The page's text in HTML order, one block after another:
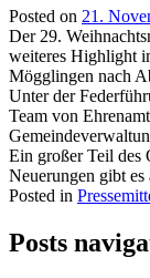
Posted on 21.
Der 29.
weiteres Highlight
Mögglingen nach
Unter der
Team von
Ein großer Teil des
Neuerungen gibt
Posted in
Posts